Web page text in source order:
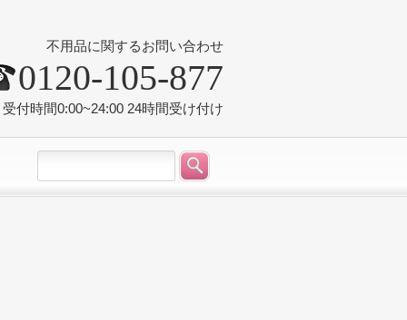
不用品に関するお問い合わせ
0120-105-877
受付時間0:00~24:00 24時間受け付け